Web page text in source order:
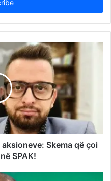
Skema që çoi
SPAK!